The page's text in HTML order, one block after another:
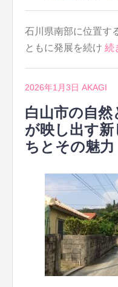
石川県南部に位置す
ともに発展を続け 続
2026年1月3日 AKAGI
白山市の自
が映し出す
ちとその魅力